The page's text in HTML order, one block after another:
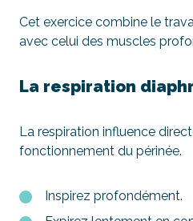
Cet exercice combine le
avec celui des muscles
La respiration
La respiration influence
fonctionnement du périnée.
Inspirez profondément.